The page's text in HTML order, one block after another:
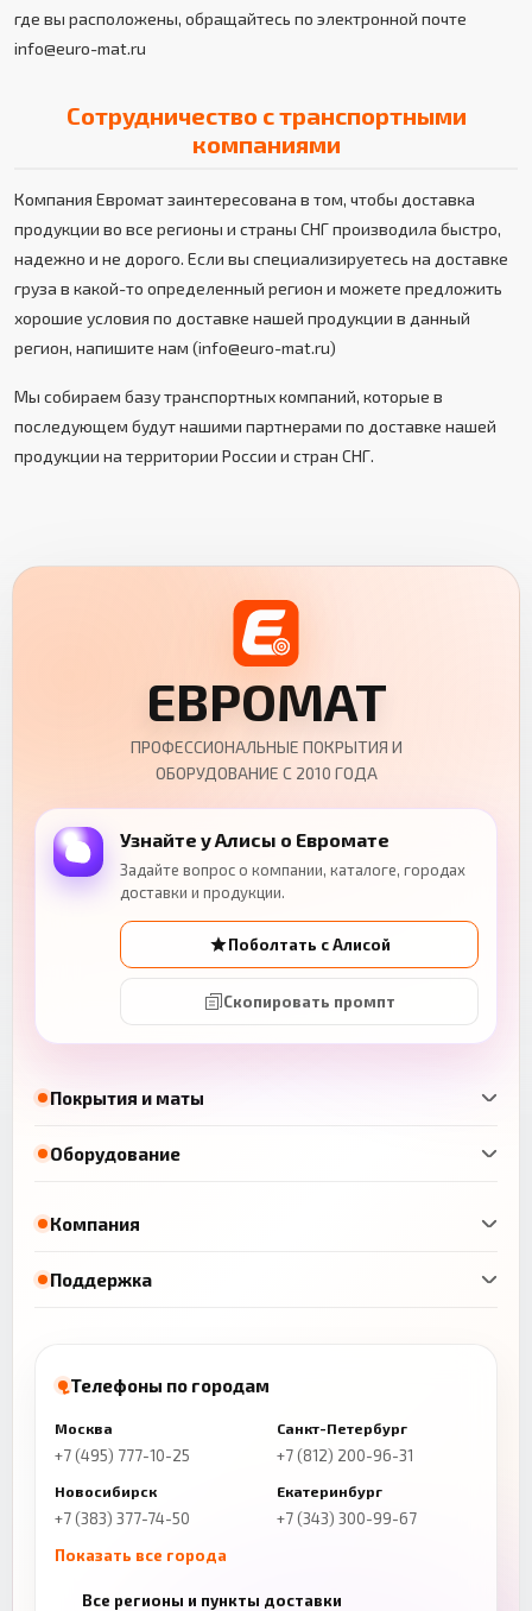
где вы расположены, обращайтесь по электронной почте
info@euro-mat.ru
Сотрудничество с транспортными
компаниями
Компания Евромат заинтересована в том, чтобы доставка
продукции во все регионы и страны СНГ производила быстро,
надежно и не дорого. Если вы специализируетесь на доставке
груза в какой-то определенный регион и можете предложить
хорошие условия по доставке нашей продукции в данный
регион, напишите нам (info@euro-mat.ru)
Мы собираем базу транспортных компаний, которые в
последующем будут нашими партнерами по доставке нашей
продукции на территории России и стран СНГ.
Покрытия и маты
Оборудование
ЕВРОМАТ
ПРОФЕССИОНАЛЬНЫЕ ПОКРЫТИЯ И
ОБОРУДОВАНИЕ С 2010 ГОДА
Узнайте у Алисы о Евромате
Задайте вопрос о компании, каталоге, городах
доставки и продукции.
Поболтать с Алисой
Скопировать промпт
Компания
Поддержка
Телефоны по городам
Москва
+7 (495) 777-10-25
Санкт-Петербург
+7 (812) 200-96-31
Новосибирск
+7 (383) 377-74-50
Екатеринбург
+7 (343) 300-99-67
Показать все города
Все регионы и пункты доставки